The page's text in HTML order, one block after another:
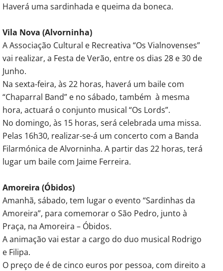
Haverá uma sardinhada e queima da boneca.
Vila Nova (Alvorninha)
A Associação Cultural e Recreativa “Os Vialnovenses”
vai realizar, a Festa de Verão, entre os dias 28 e 30 de
Junho.
Na sexta-feira, às 22 horas, haverá um baile com
“Chaparral Band” e no sábado, também à mesma
hora, actuará o conjunto musical “Os Lords”.
No domingo, às 15 horas, será celebrada uma missa.
Pelas 16h30, realizar-se-á um concerto com a Banda
Filarmónica de Alvorninha. A partir das 22 horas, terá
lugar um baile com Jaime Ferreira.
Amoreira (Óbidos)
Amanhã, sábado, tem lugar o evento “Sardinhas da
Amoreira”, para comemorar o São Pedro, junto à
Praça, na Amoreira – Óbidos.
A animação vai estar a cargo do duo musical Rodrigo
e Filipa.
O preço de é de cinco euros por pessoa, com direito a